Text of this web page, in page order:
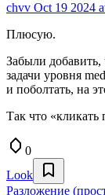
chvv Oct 19 2024
Плюсую.
Забыли добавить,
задачи уровня
и поболтать, на
Так что «кликать
0
Look
Разложение